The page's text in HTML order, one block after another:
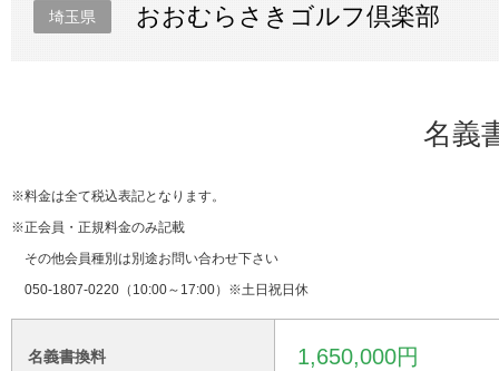
埼玉県 おおむらさきゴルフ倶楽部
名義
※料金は全て税込表記となります。
※正会員・正規料金のみ記載
その他会員種別は別途お問い合わせ下さい
050-1807-0220（10:00～17:00）※土日祝日休
名義書換料 1,650,000円